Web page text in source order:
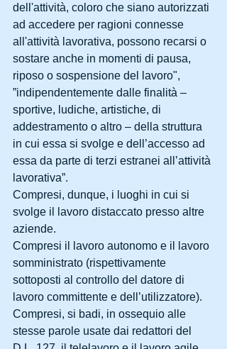
dell'attività, coloro che siano autorizzati
ad accedere per ragioni connesse
all'attività lavorativa, possono recarsi o
sostare anche in momenti di pausa,
riposo o sospensione del lavoro",
”indipendentemente dalle finalità –
sportive, ludiche, artistiche, di
addestramento o altro – della struttura
in cui essa si svolge e dell’accesso ad
essa da parte di terzi estranei all’attività
lavorativa”.
Compresi, dunque, i luoghi in cui si
svolge il lavoro distaccato presso altre
aziende.
Compresi il lavoro autonomo e il lavoro
somministrato (rispettivamente
sottoposti al controllo del datore di
lavoro committente e dell’utilizzatore).
Compresi, si badi, in ossequio alle
stesse parole usate dai redattori del